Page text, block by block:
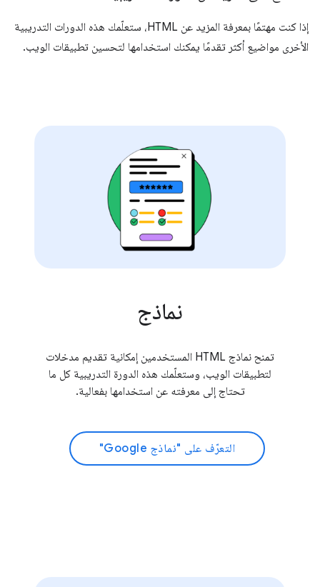
إذا كنت مهتمًا بمعرفة المزيد عن HTML، ستعلّمك هذه الدورات التدريبية
الأخرى مواضيع أكثر تقدمًا يمكنك استخدامها لتحسين تطبيقات الويب.
نماذج
تمنح نماذج HTML المستخدمين إمكانية تقديم مدخلات
لتطبيقات الويب، وستعلّمك هذه الدورة التدريبية كل ما
تحتاج إلى معرفته عن استخدامها بفعالية.
التعرّف على "نماذج Google"